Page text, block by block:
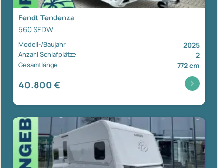
Fendt Tendenza
560 SFDW
Modell-/Baujahr 2025
Anzahl Schlafplätze 2
Gesamtlänge 772 cm
40.800 €